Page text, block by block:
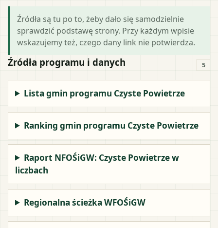
Źródła są tu po to, żeby dało się samodzielnie
sprawdzić podstawę strony. Przy każdym wpisie
wskazujemy też, czego dany link nie potwierdza.
Źródła programu i danych 5
Lista gmin programu Czyste Powietrze
Ranking gmin programu Czyste Powietrze
Raport NFOŚiGW: Czyste Powietrze w
liczbach
Regionalna ścieżka WFOŚiGW